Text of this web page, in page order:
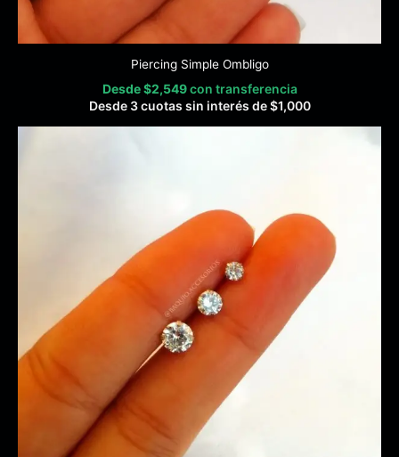
Piercing Simple Ombligo
Desde$2,549 con transferencia
Desde 3 cuotas sin interés de$1,000